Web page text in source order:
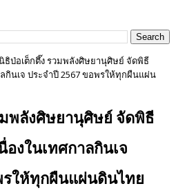
ธิป่อเต็กตึ๊ง รวมพลังศิษยานุศิษย์ จัดพิธี
กินเจ ประจำปี 2567 ขอพรให้ทุกผืนแผ่น
พลังศิษยานุศิษย์ จัดพิธี
องในเทศกาลกินเจ
รให้ทุกผืนแผ่นดินไทย